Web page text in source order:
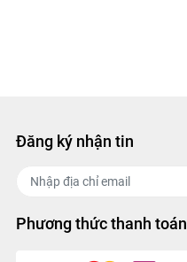
Đăng ký nhận tin
Phương thức thanh toán